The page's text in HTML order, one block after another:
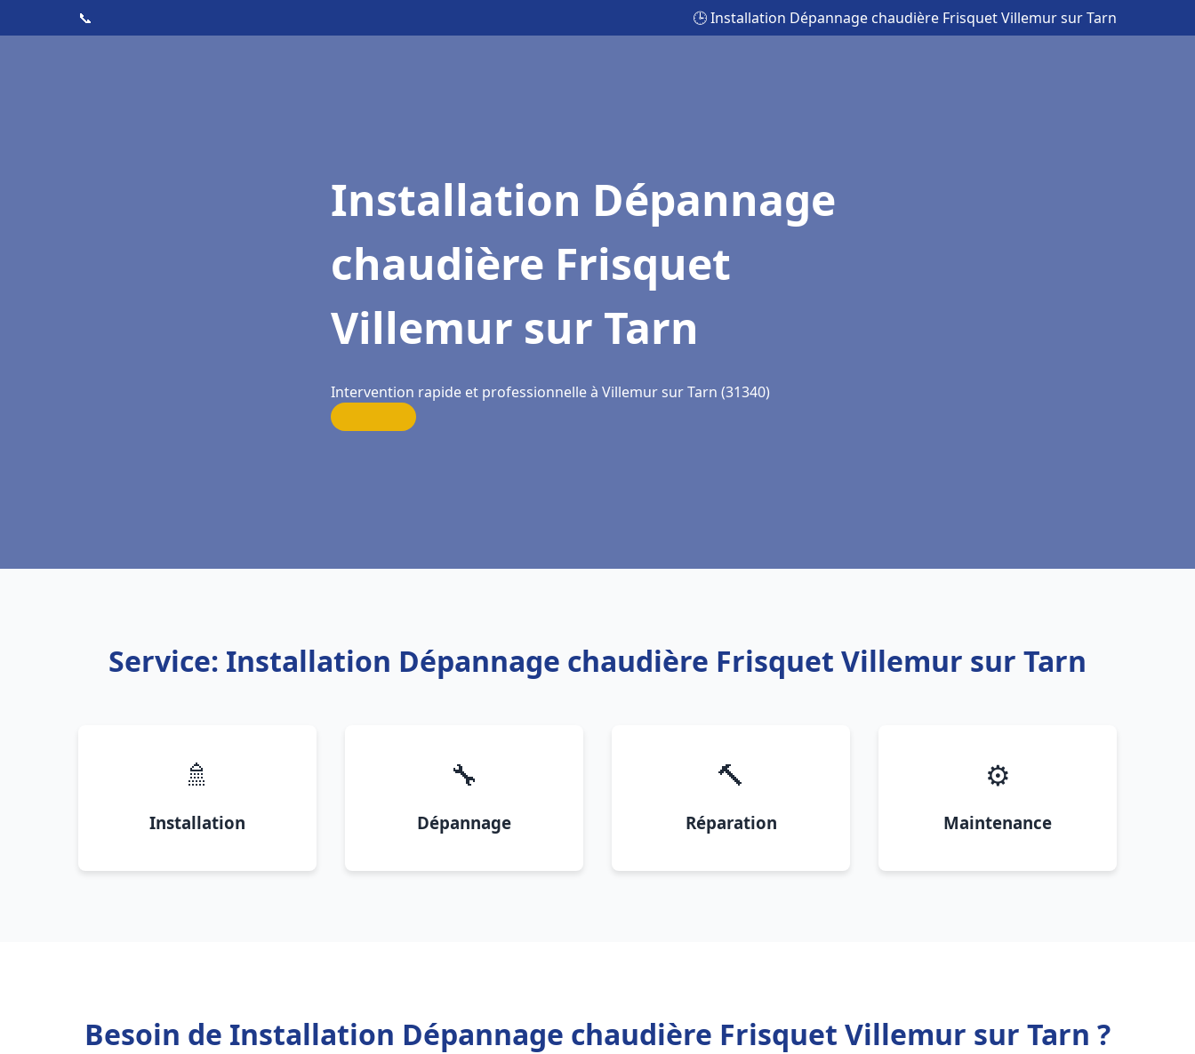
📞 🕒 Installation Dépannage chaudière Frisquet Villemur sur Tarn
Installation Dépannage
chaudière Frisquet
Villemur sur Tarn
Intervention rapide et professionnelle à Villemur sur Tarn (31340)
Service: Installation Dépannage chaudière Frisquet Villemur sur Tarn
🚿
Installation
🔧
Dépannage
🔨
Réparation
⚙️
Maintenance
Besoin de Installation Dépannage chaudière Frisquet Villemur sur Tarn ?